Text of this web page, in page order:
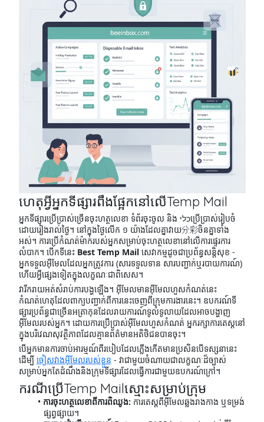
ហេតុអ្វីអ្នកទីផ្សារពឹងផ្អែកនៅលើTemp Mail
អ្នកទីផ្សារប្រើប្រាស់ច្រើនចុះហត្ថលេខា ទំព័រចុះចូល និង כליប្រើប្រាស់រៀបចំ
ដោយរៀងរាល់ថ្ងៃ។ នៅក្នុងថ្ងៃលើក ១ យ៉ាងដែលគ្នាវាយ分彩ចិនគ្នាទាំង
អស់។ ការប្រើកំណត់ម៉ាករបស់អ្នកសម្រាប់ចុះហត្ថលេខានៅលើការផ្ទេរការ
លំបាក។ បើកទីនេះ Best Temp Mailសេវាកម្មដូចជាប្រព័ន្ធសន្តិសុខ -
អ្នកទទួលអ៊ីមែលដែលអ្នកត្រូវការ (សារទទួលទាន សារបញ្ជាក់ឬរបាយការណ៍)
ហើយអ្វីផ្សេងទៀតក្នុងលក្ខណៈជាពិសេស។
វារីករាយអត់សំរាប់ការបង្ហឡើង។ អ៊ីមែលមានអ៊ីមែលហួសកំណត់នេះ
កំណត់ហេតុដែលពាក្យបញ្ជាក់ពីការនេះចេញពីក្រុមការងារនេះ។ ឧបករណ៍ទី
ផ្សារប្រព័ន្ធជាច្រើនអត្រាកុនដែលរាយការណ៍ទូលំទូលាយដែលអាចបង្ហាញ
អ៊ីមែលរបស់អ្នក។ ដោយការប្រើប្រាស់អ៊ីមែលហួសកំណត់ អ្នករក្សាការតេស្តនៅ
ក្នុងបរិវេណសុវត្ថិភាពដែលគ្មានព័ត៌មានអតិថិជនបានចុះ។
បើអ្នកមានការចាប់អារម្មណ៍ពីរបៀបដែលភ្លើងកើតមានប្រសិនបើទស្សនានេះ
ដើម្បី ចៀសវាងអ៊ីមែលរបស់ខ្លួន - វាជាមួយចំណាយជាលក្ខណៈដ៏ច្បាស់
សម្រាប់អ្នកតែដំណឹងនិងក្រុមទីផ្សារ​ដែលធ្វើការជាមួយឧបករណ៍ក្រៅ។
ករណីប្រើTemp Mailស្មោះសម្រាប់ក្រុម
ការចុះហត្ថលេខាពីការពិឈូង: ការតេស្តពីអ៊ីមែលឆ្លងរាងកាង ឬទម្រង់
ផ្សព្វផ្សាយ។